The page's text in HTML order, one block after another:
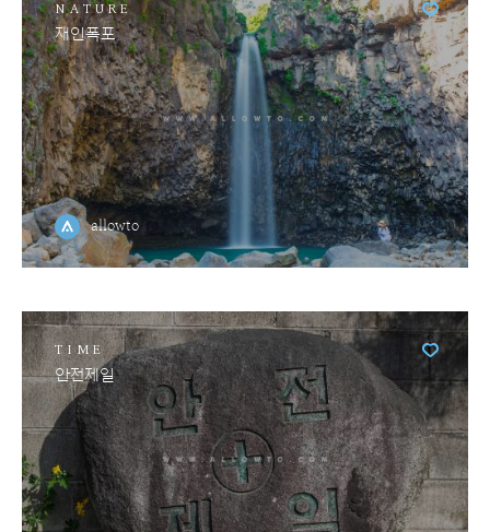
NATURE
재인폭포
allowto
TIME
안전제일